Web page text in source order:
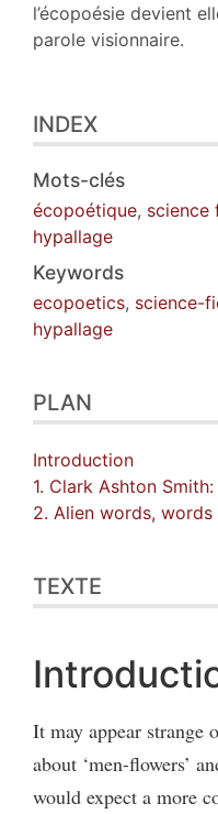
l’écopoésie devient
parole visionnaire.
INDEX
Mots-clés
écopoétique, science
hypallage
Keywords
ecopoetics, science-
hypallage
PLAN
Introduction
1. Clark Ashton
2. Alien words, words
TEXTE
It may appear strange
about ‘men-flowers’
would expect a more